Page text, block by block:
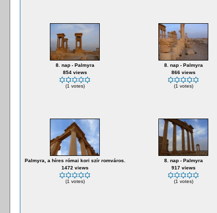
8. nap - Palmyra
854 views
(1 votes)
8. nap - Palmyra
866 views
(1 votes)
Palmyra, a híres római kori szír romváros.
1472 views
(1 votes)
8. nap - Palmyra
917 views
(1 votes)